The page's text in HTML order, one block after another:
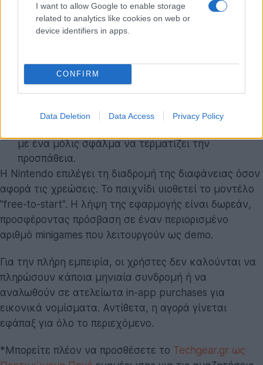
I want to allow Google to enable storage
related to analytics like cookies on web or
device identifiers in apps.
CONFIRM
Data Deletion Data Access Privacy Policy
για την εκμάθηση των μηχανισμών.
Score Attack:Οι παίκτες καλούνται να αντέξουν
αυξάνεται εκθετικά.
High Speed Mode:Μια λειτουργία αποκλειστικά
επικεντρωμένη στα άμεσα αντανακλαστικά.
με ένα μόλις σφάλμα να τερματίζει την
προσπάθεια.
Η Nintendo επιλέγει τη διαδρομή της διαφάνειας όσον
αφορά τις χρεώσεις. Το παιχνίδι υιοθετεί το μοντέλο
"free-to-start". Η λήψη της εφαρμογής είναι δωρεάν,
προσφέροντας πρόσβαση σε έναν περιορισμένο
αριθμό minigames που λειτουργούν ως demo.
Για την πλήρη εμπειρία, οι χρήστες δεν καλούνται να
πληρώσουν κάποια μηνιαία συνδρομή ή να
αναλωθούν σε ατελείωτα in-app purchases για
εικονικά νομίσματα. Αντίθετα, η αγορά γίνεται
εφάπαξ για όλο το περιεχόμενο.
*Μπορείτε πλέον να προσθέσετε το Techgear.gr ως